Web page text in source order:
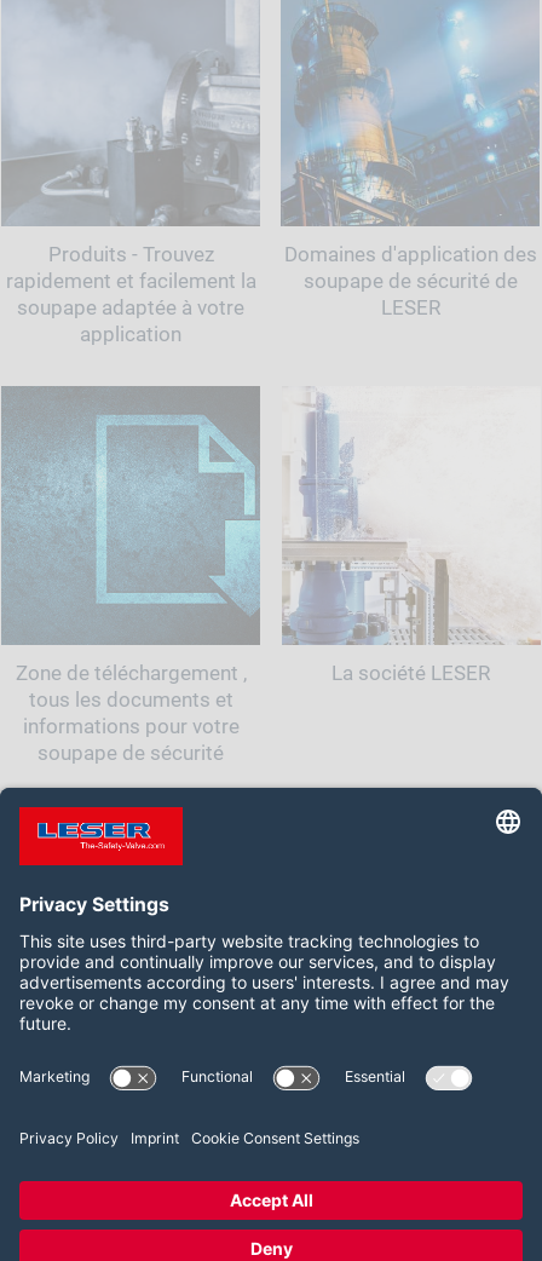
Produits - Trouvez
rapidement et facilement la
soupape adaptée à votre
application
Domaines d'application des
soupape de sécurité de
LESER
Zone de téléchargement ,
tous les documents et
informations pour votre
soupape de sécurité
La société LESER
LinkedIn YouTube
Conditions d’utilisation
Politique de confidentialité